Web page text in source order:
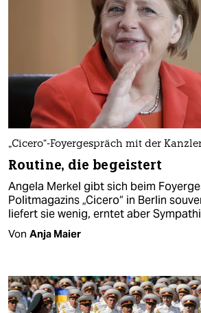
„Cicero“-Foyergespräch mit der
Routine, die begeistert
Angela Merkel gibt sich beim
Politmagazins „Cicero“ in Berlin
liefert sie wenig, erntet aber
Von Anja Maier